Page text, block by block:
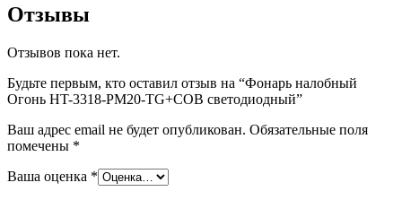
Отзывы
Отзывов пока нет.
Будьте первым, кто оставил отзыв на “Фонарь налобный
Огонь HT-3318-PM20-TG+COB светодиодный”
Ваш адрес email не будет опубликован. Обязательные поля
помечены *
Ваша оценка *